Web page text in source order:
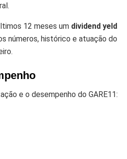
12 meses um dividend yeld
números, histórico e atuação do
e o desempenho do GARE11: